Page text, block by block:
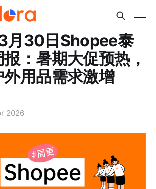
月30日Shopee泰
：暑期大促预热，
用品需求激增
2026